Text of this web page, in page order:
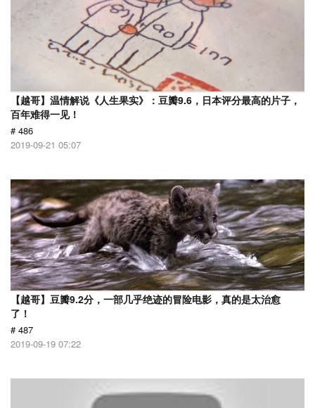
【越哥】温情解说《人生果实》：豆瓣9.6，日本评分最高的片子，
百年难得一见！
# 486
2019-09-21 05:07
【越哥】豆瓣9.2分，一部几乎绝迹的冒险电影，真的是太治愈
了！
# 487
2019-09-19 07:22